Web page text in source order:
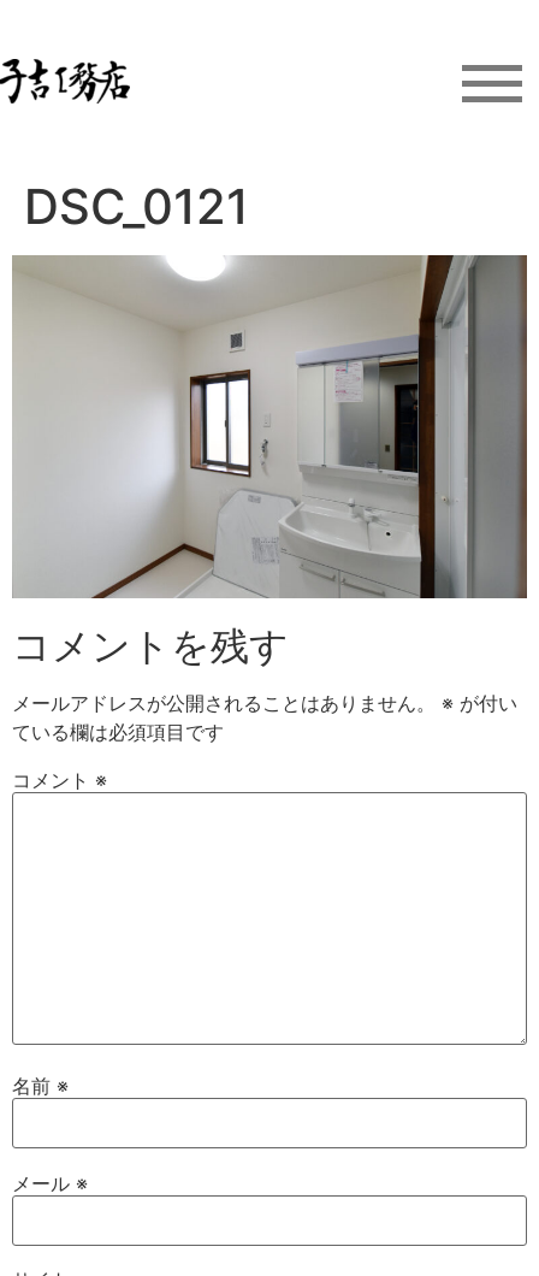
DSC_0121
コメントを残す
メールアドレスが公開されることはありません。 ※ が付い
ている欄は必須項目です
コメント ※
名前 ※
メール ※